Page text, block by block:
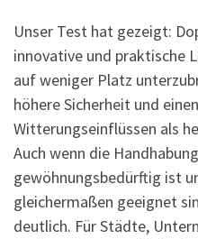
Unser Test hat gezeigt:
innovative und praktische
auf weniger Platz
höhere Sicherheit und
Witterungseinflüssen als
Auch wenn die
gewöhnungsbedürftig ist
gleichermaßen geeignet
deutlich. Für Städte,